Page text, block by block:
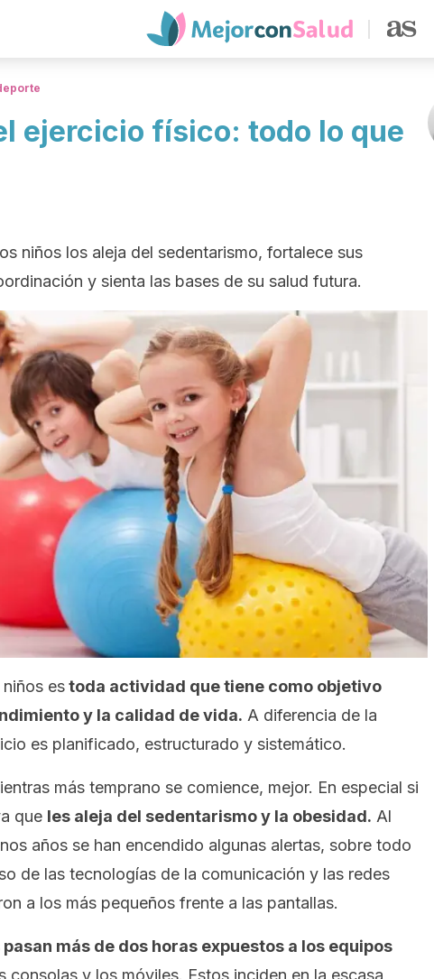
ejercicio físico: todo lo que
niños los aleja del sedentarismo, fortalece sus
y sienta las bases de su salud futura.
estoda actividad que tiene como objetivo
y la calidad de vida. A diferencia de la
es planificado, estructurado y sistemático.
más temprano se comience, mejor. En especial si
que les aleja del sedentarismo y la obesidad. Al
años se han encendido algunas alertas, sobre todo
de las tecnologías de la comunicación y las redes
a los más pequeños frente a las pantallas.
más de dos horas expuestos a los equipos
consolas y los móviles. Estos inciden en la escasa